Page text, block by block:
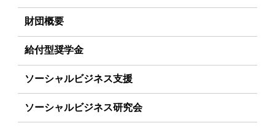
理事長あいさつ
丸和育志会の目指す未来
学生のみなさんへ
起業を考えているみなさんへ
財団概要
理念
沿革
組織
給付型奨学金
事業方針
給付型奨学金とは
ソーシャルビジネス支援
事業方針
ソーシャルビジネス研究会